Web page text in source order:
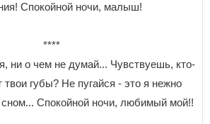
Спокойной ночи, малыш!
****
ни о чем не думай... Чувствуешь, кто-
твои губы? Не пугайся - это я нежно
Спокойной ночи, любимый мой!!